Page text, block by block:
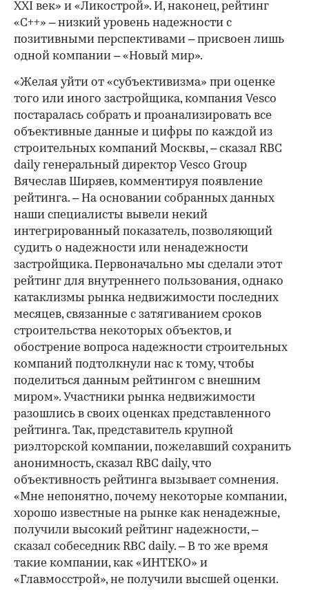
XXI век» и «Ликострой». И, наконец, рейтинг
«С++» – низкий уровень надежности с
позитивными перспективами – присвоен лишь
одной компании – «Новый мир».
«Желая уйти от «субъективизма» при оценке
того или иного застройщика, компания Vesco
постаралась собрать и проанализировать все
объективные данные и цифры по каждой из
строительных компаний Москвы, – сказал RBC
daily генеральный директор Vesco Group
Вячеслав Ширяев, комментируя появление
рейтинга. – На основании собранных данных
наши специалисты вывели некий
интегрированный показатель, позволяющий
судить о надежности или ненадежности
застройщика. Первоначально мы сделали этот
рейтинг для внутреннего пользования, однако
катаклизмы рынка недвижимости последних
месяцев, связанные с затягиванием сроков
строительства некоторых объектов, и
обострение вопроса надежности строительных
компаний подтолкнули нас к тому, чтобы
поделиться данным рейтингом с внешним
миром». Участники рынка недвижимости
разошлись в своих оценках представленного
рейтинга. Так, представитель крупной
риэлторской компании, пожелавший сохранить
анонимность, сказал RBC daily, что
объективность рейтинга вызывает сомнения.
«Мне непонятно, почему некоторые компании,
хорошо известные на рынке как ненадежные,
получили высокий рейтинг надежности, –
сказал собеседник RBC daily. – В то же время
такие компании, как «ИНТЕКО» и
«Главмосстрой», не получили высшей оценки.